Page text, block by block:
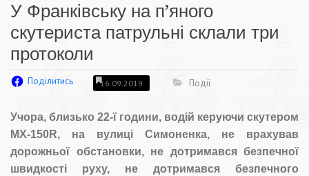
У Франківську на п’яного
скутериста патрульні склали три
протоколи
Поділитись 16.09.2019 Події
Учора, близько 22-ї години, водій керуючи скутером
MX-150R, на вулиці Симоненка, не врахував
дорожньої обстановки, не дотримався безпечної
швидкості руху, не дотримався безпечного